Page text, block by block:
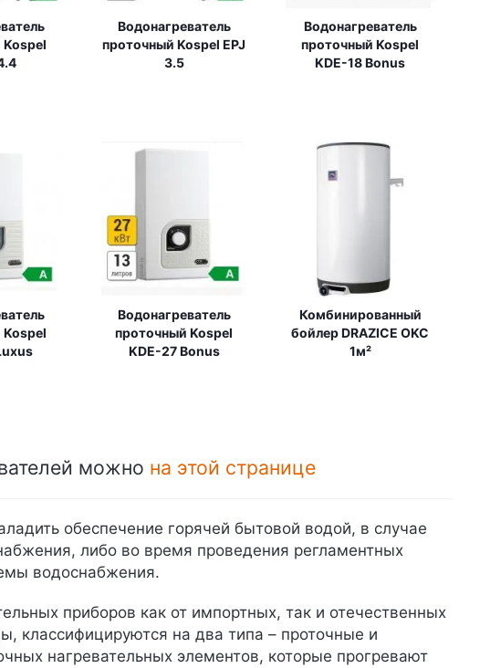
Водонагреватель
проточный Kospel EPJ
3.5
Водонагреватель
проточный Kospel
KDE-18 Bonus
Водонагреватель
проточный Kospel
KDE-27 Bonus
Комбинированный
бойлер DRAZICE OKC
1м²
можно на этой странице
обеспечение горячей бытовой водой, в случае
либо во время проведения регламентных
водоснабжения.
приборов как от импортных, так и отечественных
классифицируются на два типа – проточные и
нагревательных элементов, которые прогревают